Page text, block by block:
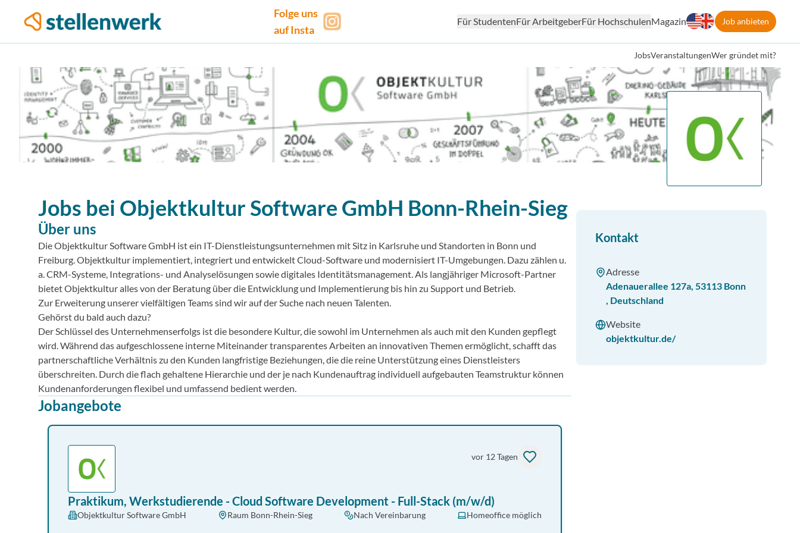
Folge uns
auf Insta
Für StudentenFür ArbeitgeberFür HochschulenMagazin Job anbieten
JobsVeranstaltungenWer gründet mit?
Jobs bei Objektkultur Software GmbH Bonn-Rhein-Sieg
Über uns
Die Objektkultur Software GmbH ist ein IT-Dienstleistungsunternehmen mit Sitz in Karlsruhe und Standorten in Bonn und
Freiburg. Objektkultur implementiert, integriert und entwickelt Cloud-Software und modernisiert IT-Umgebungen. Dazu zählen u.
a. CRM-Systeme, Integrations- und Analyselösungen sowie digitales Identitätsmanagement. Als langjähriger Microsoft-Partner
bietet Objektkultur alles von der Beratung über die Entwicklung und Implementierung bis hin zu Support und Betrieb.
Zur Erweiterung unserer vielfältigen Teams sind wir auf der Suche nach neuen Talenten.
Gehörst du bald auch dazu?
Der Schlüssel des Unternehmenserfolgs ist die besondere Kultur, die sowohl im Unternehmen als auch mit den Kunden gepflegt
wird. Während das aufgeschlossene interne Miteinander transparentes Arbeiten an innovativen Themen ermöglicht, schafft das
partnerschaftliche Verhältnis zu den Kunden langfristige Beziehungen, die die reine Unterstützung eines Dienstleisters
überschreiten. Durch die flach gehaltene Hierarchie und der je nach Kundenauftrag individuell aufgebauten Teamstruktur können
Kundenanforderungen flexibel und umfassend bedient werden.
Jobangebote
vor 12 Tagen
Praktikum, Werkstudierende - Cloud Software Development - Full-Stack (m/w/d)
Objektkultur Software GmbH Raum Bonn-Rhein-Sieg Nach Vereinbarung Homeoffice möglich
Kontakt
Adresse
Adenauerallee 127a, 53113 Bonn
, Deutschland
Website
objektkultur.de/